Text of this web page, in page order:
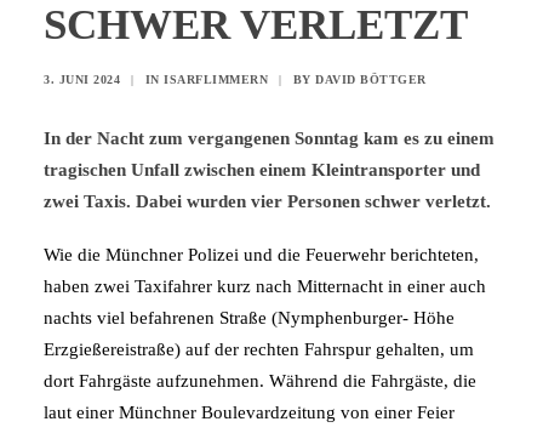
SCHWER VERLETZT
3. JUNI 2024 | IN ISARFLIMMERN | BY DAVID BÖTTGER
In der Nacht zum vergangenen Sonntag kam es zu einem
tragischen Unfall zwischen einem Kleintransporter und
zwei Taxis. Dabei wurden vier Personen schwer verletzt.
Wie die Münchner Polizei und die Feuerwehr berichteten,
haben zwei Taxifahrer kurz nach Mitternacht in einer auch
nachts viel befahrenen Straße (Nymphenburger- Höhe
Erzgießereistraße) auf der rechten Fahrspur gehalten, um
dort Fahrgäste aufzunehmen. Während die Fahrgäste, die
laut einer Münchner Boulevardzeitung von einer Feier